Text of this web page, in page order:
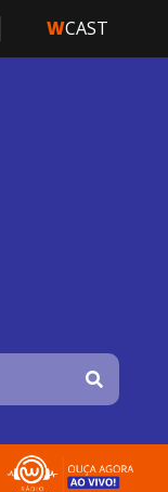
WCAST